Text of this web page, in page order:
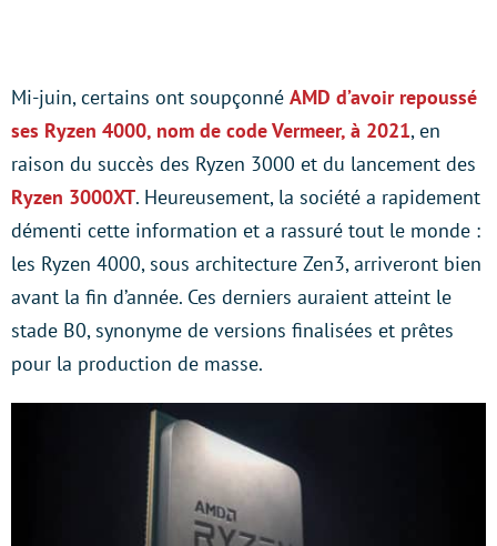
Mi-juin, certains ont soupçonné AMD d’avoir repoussé
ses Ryzen 4000, nom de code Vermeer, à 2021, en
raison du succès des Ryzen 3000 et du lancement des
Ryzen 3000XT. Heureusement, la société a rapidement
démenti cette information et a rassuré tout le monde :
les Ryzen 4000, sous architecture Zen3, arriveront bien
avant la fin d’année. Ces derniers auraient atteint le
stade B0, synonyme de versions finalisées et prêtes
pour la production de masse.